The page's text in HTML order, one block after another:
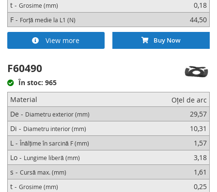
t - Grosime (mm)
0,18
F - Forță medie la L1 (N) 44,50
View more Buy Now
F60490
În stoc: 965
Material
Oțel de arc
De - Diametru exterior (mm)
29,57
Di - Diametru interior (mm)
10,31
L - Înălțime în sarcină F (mm)
1,57
Lo - Lungime liberă (mm)
3,18
s - Cursă max. (mm)
1,61
t - Grosime (mm)
0,25